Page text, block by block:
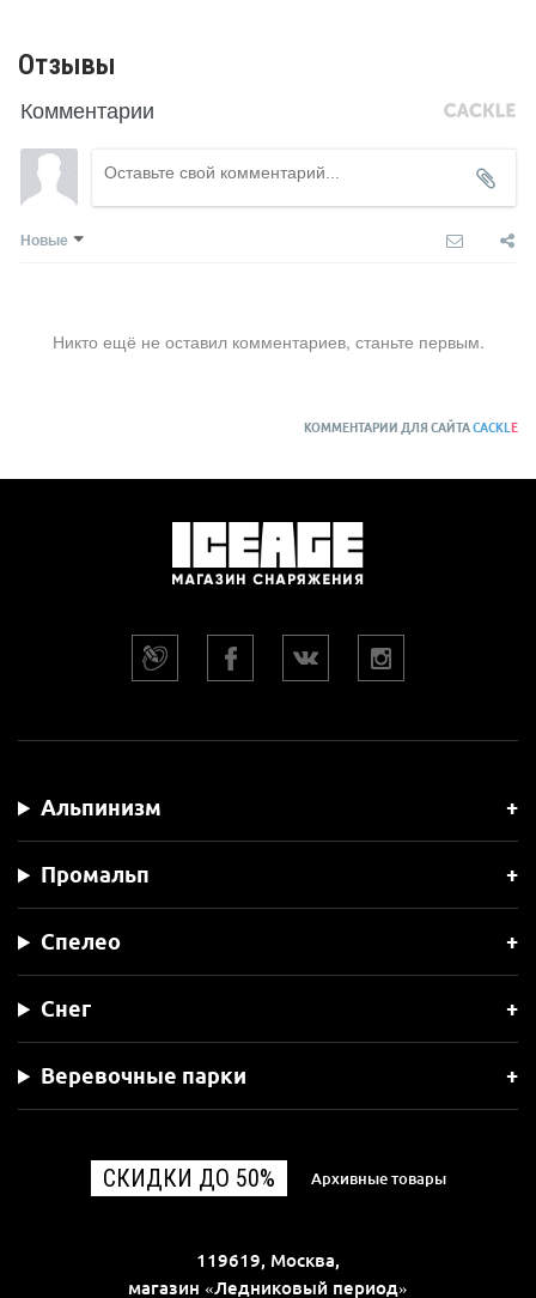
Отзывы
Комментарии
Новые
Никто ещё не оставил комментариев, станьте первым.
КОММЕНТАРИИ ДЛЯ САЙТАCACKL E
Альпинизм
Промальп
Спелео
Снег
Веревочные парки
СКИДКИ ДО 50% Архивные товары
119619, Москва,
магазин «Ледниковый период»